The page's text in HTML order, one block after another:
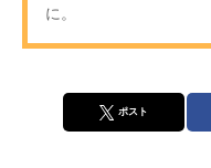
に。
ポスト